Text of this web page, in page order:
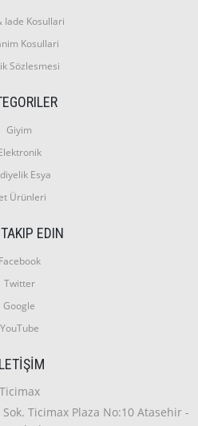
Iade Kosullari
Kosullari
Sözlesmesi
Giyim
Esya
Ürünleri
EDIN
Facebook
Twitter
Google
YouTube
Ticimax
Ticimax Plaza No:10 Atasehir -